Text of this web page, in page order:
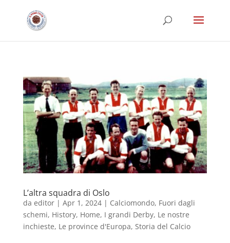
L’altra squadra di Oslo
da editor| Apr 1, 2024| Calciomondo, Fuori dagli
schemi, History, Home, I grandi Derby, Le nostre
inchieste, Le province d'Europa, Storia del Calcio